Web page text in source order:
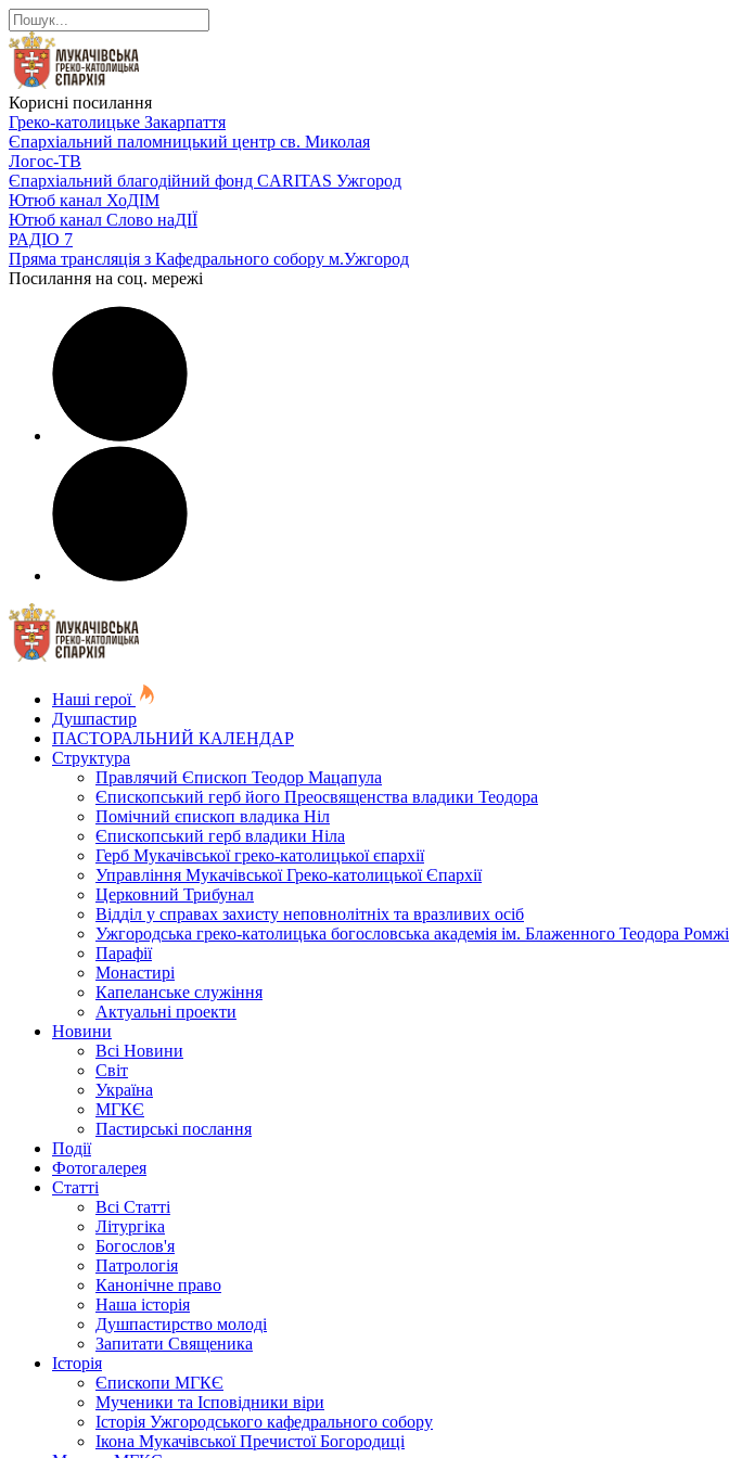
Корисні посилання
Греко-католицьке Закарпаття
Єпархіальний паломницький центр св. Миколая
Логос-ТВ
Єпархіальний благодійний фонд CARITAS Ужгород
Ютюб канал ХоДІМ
Ютюб канал Слово наДІЇ
РАДІО 7
Пряма трансляція з Кафедрального собору м.Ужгород
Посилання на соц. мережі
Наші герої
Душпастир
ПАСТОРАЛЬНИЙ КАЛЕНДАР
Структура
Правлячий Єпископ Теодор Мацапула
Єпископський герб його Преосвященства владики Теодора
Помічний єпископ владика Ніл
Єпископський герб владики Ніла
Герб Мукачівської греко-католицької єпархії
Управління Мукачівської Греко-католицької Єпархії
Церковний Трибунал
Відділ у справах захисту неповнолітніх та вразливих осіб
Ужгородська греко-католицька богословська академія ім. Блаженного Теодора Ромжі
Парафії
Монастирі
Капеланське служіння
Актуальні проекти
Новини
Всі Новини
Світ
Україна
МГКЄ
Пастирські послання
Події
Фотогалерея
Статті
Всі Статті
Літургіка
Богослов'я
Патрологія
Канонічне право
Наша історія
Душпастирство молоді
Запитати Священика
Історія
Єпископи МГКЄ
Мученики та Ісповідники віри
Історія Ужгородського кафедрального собору
Ікона Мукачівської Пречистої Богородиці